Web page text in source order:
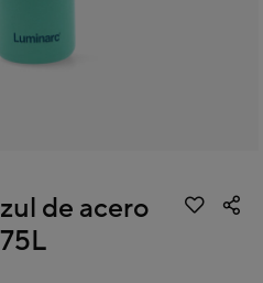
de acero